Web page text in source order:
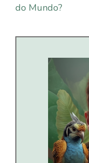
do Mundo?